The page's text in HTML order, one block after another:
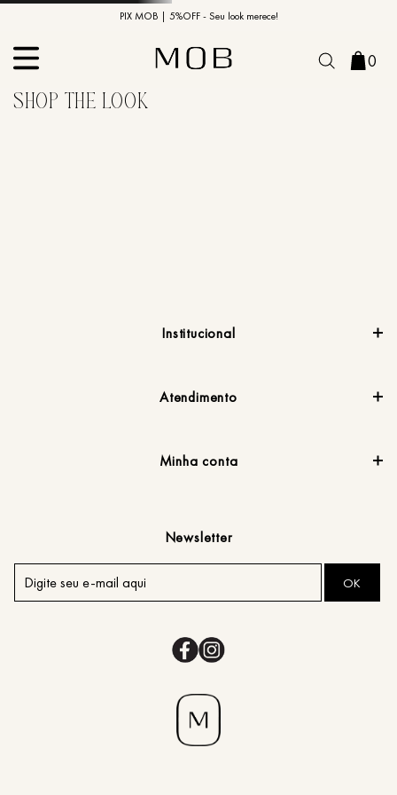
PIX MOB | 5%OFF - Seu look merece!
10% OFF na primeira compra | Cupom: BEMVINDO10*
0
Institucional
Atendimento
Minha conta
Newsletter
OK